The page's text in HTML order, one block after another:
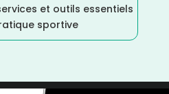
et outils essentiels
sportive